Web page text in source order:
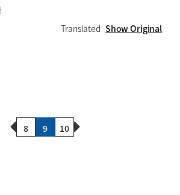
Translated Show Original
Previous Page
8 9 10 Next Page